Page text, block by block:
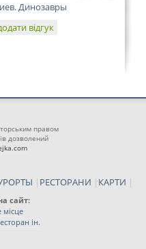
Динозавры
відгук
правом
дозволений
| РЕСТОРАНИ | КАРТИ |
сайт:
місце
ін.